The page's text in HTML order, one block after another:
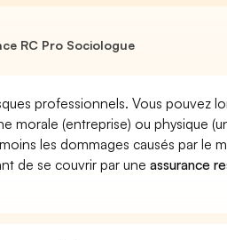
RC Pro Sociologue
professionnels. Vous pouvez
(entreprise) ou physique
les dommages causés par le
de se couvrir par uneassurance